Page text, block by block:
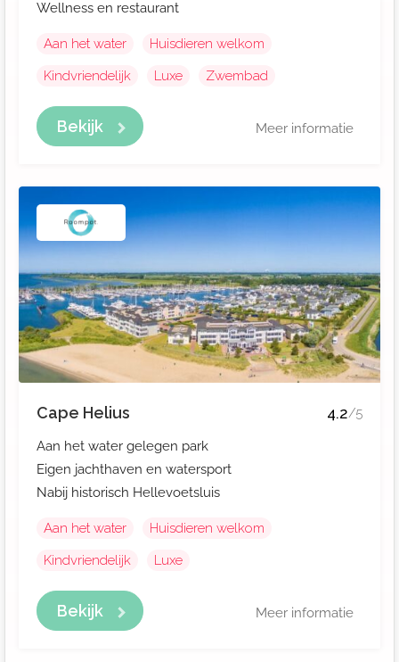
Wellness en restaurant
Aan het water
Huisdieren welkom
Kindvriendelijk
Luxe Zwembad
Bekijk Meer informatie
Cape Helius 4.2/5
Aan het water gelegen park
Eigen jachthaven en watersport
Nabij historisch Hellevoetsluis
Aan het water
Huisdieren welkom
Kindvriendelijk
Luxe
Bekijk Meer informatie